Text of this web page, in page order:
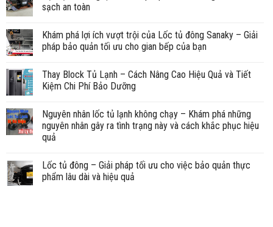
sạch an toàn
Khám phá lợi ích vượt trội của Lốc tủ đông Sanaky – Giải
pháp bảo quản tối ưu cho gian bếp của bạn
Thay Block Tủ Lạnh – Cách Nâng Cao Hiệu Quả và Tiết
Kiệm Chi Phí Bảo Dưỡng
Nguyên nhân lốc tủ lạnh không chạy – Khám phá những
nguyên nhân gây ra tình trạng này và cách khắc phục hiệu
quả
Lốc tủ đông – Giải pháp tối ưu cho việc bảo quản thực
phẩm lâu dài và hiệu quả